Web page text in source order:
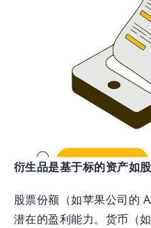
衍生品是基于标的资产如
股票份额（如苹果公司的
潜在的盈利能力。货币（